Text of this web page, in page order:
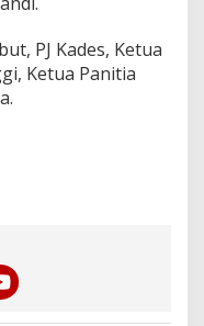
PJ Kades, Ketua
Ketua Panitia